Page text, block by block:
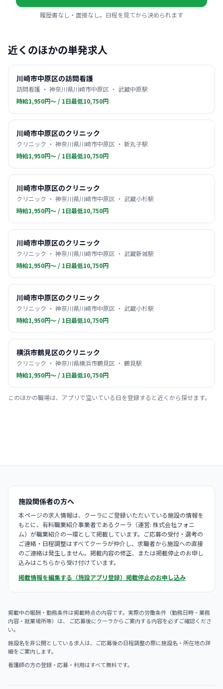
履歴書なし・面接なし。日程を見てから決められます
近くのほかの単発求人
川崎市中原区の訪問看護
訪問看護 ・ 神奈川県川崎市中原区 ・ 武蔵中原駅
時給1,950円〜 / 1日最低10,750円
川崎市中原区のクリニック
クリニック ・ 神奈川県川崎市中原区 ・ 新丸子駅
時給1,950円〜 / 1日最低10,750円
川崎市中原区のクリニック
クリニック ・ 神奈川県川崎市中原区 ・ 武蔵小杉駅
時給1,950円〜 / 1日最低10,750円
川崎市中原区のクリニック
クリニック ・ 神奈川県川崎市中原区 ・ 武蔵新城駅
時給1,950円〜 / 1日最低10,750円
川崎市中原区のクリニック
クリニック ・ 神奈川県川崎市中原区 ・ 武蔵小杉駅
時給1,950円〜 / 1日最低10,750円
横浜市鶴見区のクリニック
クリニック ・ 神奈川県横浜市鶴見区 ・ 鶴見駅
時給1,950円〜 / 1日最低10,750円
このほかの職場は、アプリで空いている日を登録すると近くから探せます。
施設関係者の方へ
本ページの求人情報は、クーラにご登録いただいている施設の情報を
もとに、有料職業紹介事業者であるクーラ（運営: 株式会社フォニ
ム）が職業紹介の一環として掲載しています。ご応募の受付・選考の
ご連絡・日程調整はすべてクーラが仲介し、求職者から施設への直接
のご連絡は発生しません。掲載内容の修正、または掲載停止のお申し
込みはこちらから受け付けています。
掲載情報を編集する（施設アプリ登録） 掲載停止のお申し込み
掲載中の報酬・勤務条件は掲載時点の内容です。実際の労働条件（勤務日時・業務
内容・就業場所等）は、 ご応募後にクーラからご案内する内容を必ずご確認くださ
い。
施設名を非公開としている求人は、ご応募後の日程調整の際に施設名・所在地の詳
細をご案内します。
看護師の方の登録・応募・利用はすべて無料です。